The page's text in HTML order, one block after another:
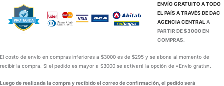
ENVÍO GRATUITO A TODO
EL PAÍS A TRAVÉS DEDAC
AGENCIA CENTRAL A
PARTIR DE $3000 EN
COMPRAS.
El costo de envío en compras inferiores a $3000 es de $295 y se abona al momento de
recibir la compra. Si el pedido es mayor a $3000 se activará la opción de «Envío gratis».
Luego de realizada la compra y recibido el correo de confirmación, el pedido será